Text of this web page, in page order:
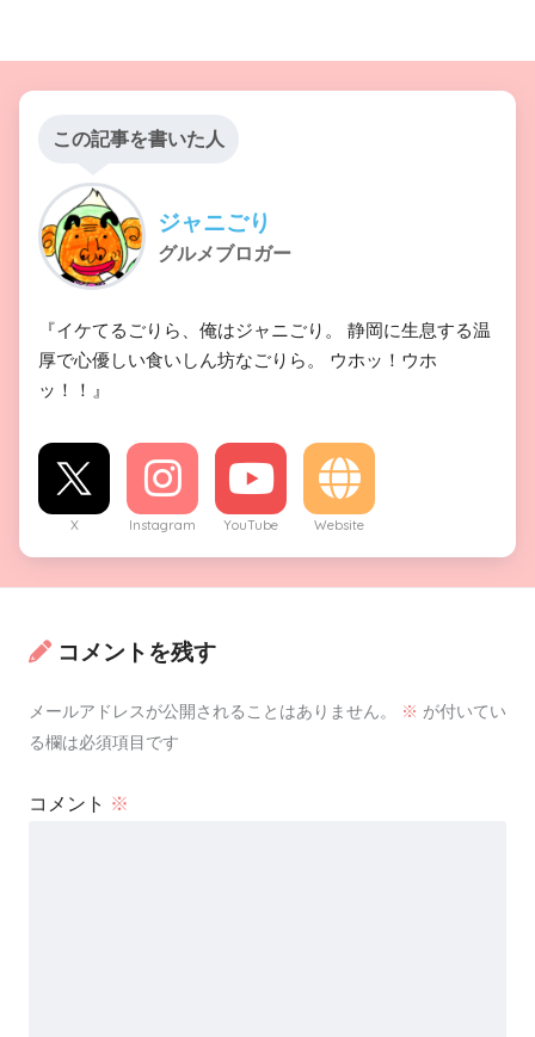
この記事を書いた人
ジャニごり
グルメブロガー
『イケてるごりら、俺はジャニごり。 静岡に生息する温
厚で心優しい食いしん坊なごりら。 ウホッ！ウホ
ッ！！』
X Instagram YouTube Website
コメントを残す
メールアドレスが公開されることはありません。 ※ が付いてい
る欄は必須項目です
コメント ※